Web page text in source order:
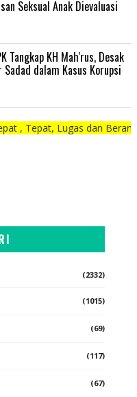
Seksual Anak Dievaluasi
Tangkap KH Mah'rus, Desak
Sadad dalam Kasus Korupsi
Lugas dan Berani"
(2332)
(1015)
(69)
(117)
(67)